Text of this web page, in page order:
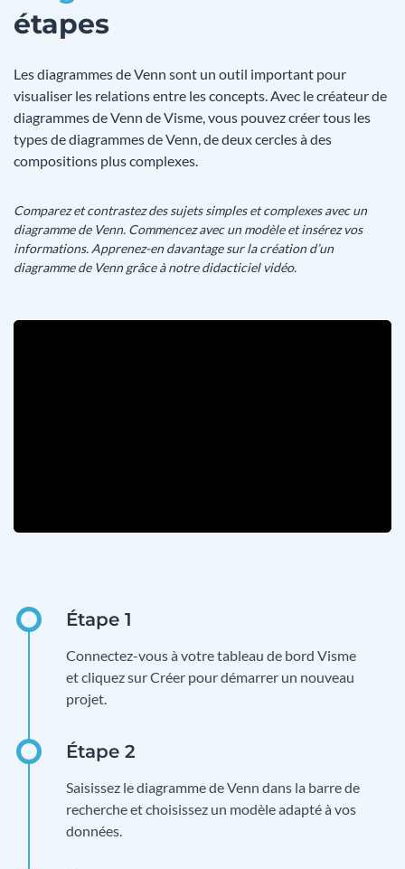
étapes
Les diagrammes de Venn sont un outil important pour
visualiser les relations entre les concepts. Avec le créateur de
diagrammes de Venn de Visme, vous pouvez créer tous les
types de diagrammes de Venn, de deux cercles à des
compositions plus complexes.
Comparez et contrastez des sujets simples et complexes avec un
diagramme de Venn. Commencez avec un modèle et insérez vos
informations. Apprenez-en davantage sur la création d’un
diagramme de Venn grâce à notre didacticiel vidéo.
Connectez-vous à votre tableau de bord Visme
et cliquez sur Créer pour démarrer un nouveau
projet.
Saisissez le diagramme de Venn dans la barre de
recherche et choisissez un modèle adapté à vos
données.